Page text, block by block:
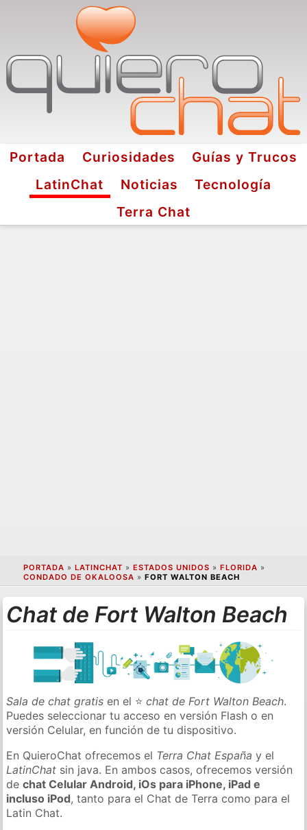
Portada Curiosidades
Guías y Trucos
LatinChat
Noticias
Tecnología
Terra Chat
PORTADA » LATINCHAT » ESTADOS UNIDOS » FLORIDA »
CONDADO DE OKALOOSA » FORT WALTON BEACH
Chat de Fort Walton Beach
Sala de chat gratis en el ⭐chat de Fort Walton Beach.
Puedes seleccionar tu acceso en versión Flash o en
versión Celular, en función de tu dispositivo.
En QuieroChat ofrecemos el Terra Chat España y el
LatinChat sin java. En ambos casos, ofrecemos versión
dechat Celular Android, iOs para iPhone, iPad e
incluso iPod, tanto para el Chat de Terra como para el
Latin Chat.